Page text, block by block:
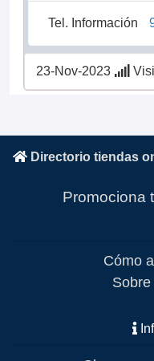
Tel. Información
23-Nov-2023
Directorio tiendas
Promociona
Cómo